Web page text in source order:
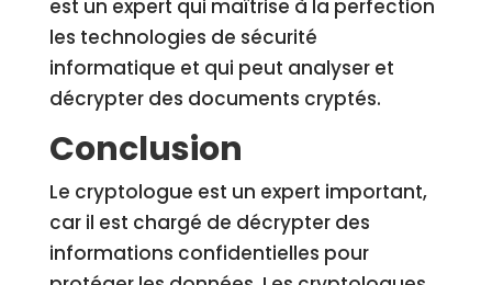
est un expert qui maîtrise à la perfection
les technologies de sécurité
informatique et qui peut analyser et
décrypter des documents cryptés.
Conclusion
Le cryptologue est un expert important,
car il est chargé de décrypter des
informations confidentielles pour